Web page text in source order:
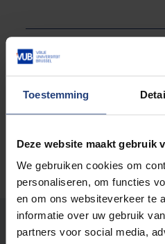
Toestemming
Deze website maakt gebruik
We gebruiken cookies om
personaliseren, om functies
en om ons websiteverkeer te
informatie over uw gebruik
partners voor social media,
Maatschappij
Stond er een fout op